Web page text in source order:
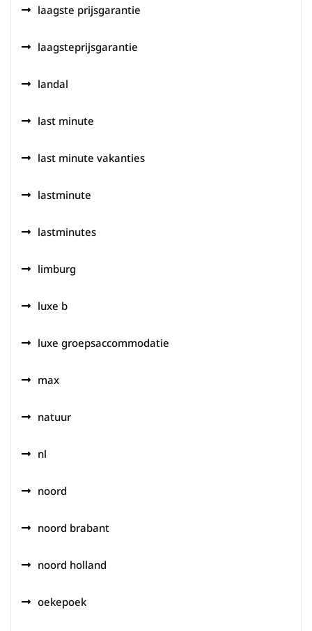
laagste prijsgarantie
laagsteprijsgarantie
landal
last minute
last minute vakanties
lastminute
lastminutes
limburg
luxe b
luxe groepsaccommodatie
max
natuur
nl
noord
noord brabant
noord holland
oekepoek